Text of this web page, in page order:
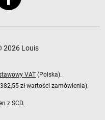
2026 Louis
VAT (Polska).
zł wartości zamówienia).
z SCD.